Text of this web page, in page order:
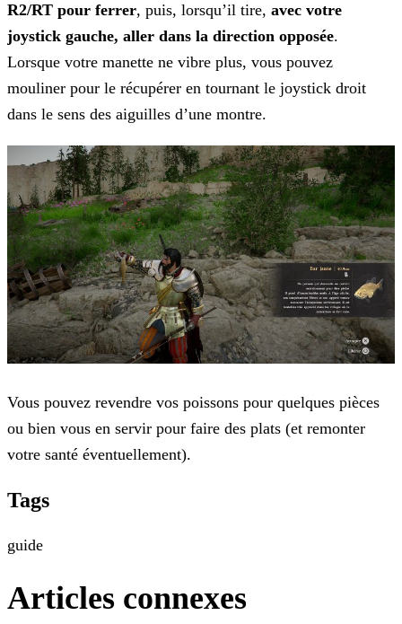
R2/RT pour ferrer, puis, lorsqu’il tire, avec votre
joystick gauche, aller dans la direction opposée.
Lorsque votre manette ne vibre plus, vous pouvez
mouliner pour le récupérer en tournant le joystick droit
dans le sens des aiguilles d’une montre.
Vous pouvez revendre vos poissons pour quelques pièces
ou bien vous en servir pour faire des plats (et remonter
votre santé éventuellement).
Tags
guide
Articles connexes